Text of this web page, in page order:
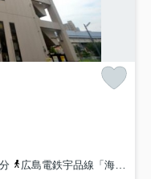
広島電鉄宇品線「海岸通」駅 徒歩4分